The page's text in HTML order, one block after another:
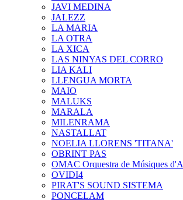
JAVI MEDINA
JALEZZ
LA MARIA
LA OTRA
LA XICA
LAS NINYAS DEL CORRO
LIA KALI
LLENGUA MORTA
MAIO
MALUKS
MARALA
MILENRAMA
NASTALLAT
NOELIA LLORENS 'TITANA'
OBRINT PAS
OMAC Orquestra de Músiques
OVIDI4
PIRAT'S SOUND SISTEMA
PONCELAM